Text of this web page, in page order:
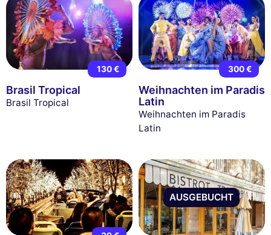
130 €
Brasil Tropical
Brasil Tropical
300 €
Weihnachten im Paradis
Latin
Weihnachten im Paradis
Latin
AUSGEBUCHT